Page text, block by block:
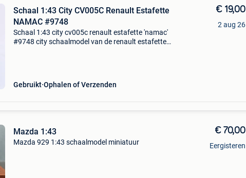
Schaal 1:43 City CV005C Renault Estafette
NAMAC #9748
Schaal 1:43 city cv005c renault estafette 'namac'
#9748 city schaalmodel van de renault estafette
Gebruikt Ophalen of Verzenden
€ 19,00
2 aug 26
Mazda 1:43
Mazda 929 1:43 schaalmodel miniatuur
€ 70,00
Eergisteren